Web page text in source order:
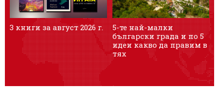
3 книги за август 2026 г.
5-те най-малки
български градa и по 5
идеи какво да правим в
тях